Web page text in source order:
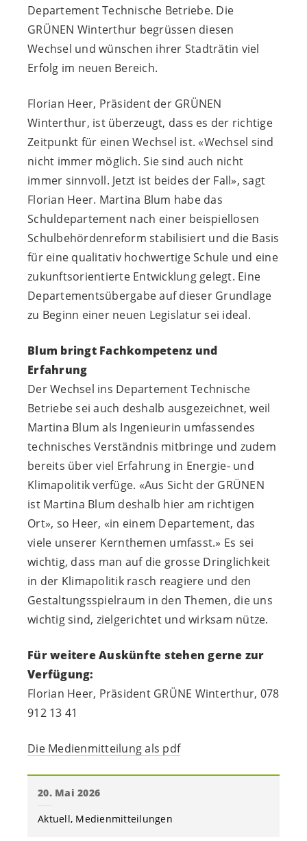
Departement Technische Betriebe. Die
GRÜNEN Winterthur begrüssen diesen
Wechsel und wünschen ihrer Stadträtin viel
Erfolg im neuen Bereich.
Florian Heer, Präsident der GRÜNEN
Winterthur, ist überzeugt, dass es der richtige
Zeitpunkt für einen Wechsel ist. «Wechsel sind
nicht immer möglich. Sie sind auch nicht
immer sinnvoll. Jetzt ist beides der Fall», sagt
Florian Heer. Martina Blum habe das
Schuldepartement nach einer beispiellosen
Schulbehördenreform stabilisiert und die Basis
für eine qualitativ hochwertige Schule und eine
zukunftsorientierte Entwicklung gelegt. Eine
Departementsübergabe auf dieser Grundlage
zu Beginn einer neuen Legislatur sei ideal.
Blum bringt Fachkompetenz und
Erfahrung
Der Wechsel ins Departement Technische
Betriebe sei auch deshalb ausgezeichnet, weil
Martina Blum als Ingenieurin umfassendes
technisches Verständnis mitbringe und zudem
bereits über viel Erfahrung in Energie- und
Klimapolitik verfüge. «Aus Sicht der GRÜNEN
ist Martina Blum deshalb hier am richtigen
Ort», so Heer, «in einem Departement, das
viele unserer Kernthemen umfasst.» Es sei
wichtig, dass man auf die grosse Dringlichkeit
in der Klimapolitik rasch reagiere und den
Gestaltungsspielraum in den Themen, die uns
wichtig sind, zielgerichtet und wirksam nütze.
Für weitere Auskünfte stehen gerne zur
Verfügung:
Florian Heer, Präsident GRÜNE Winterthur, 078
912 13 41
Die Medienmitteilung als pdf
20. Mai 2026
Aktuell Medienmitteilungen